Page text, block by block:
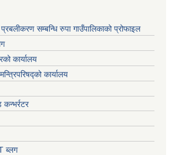
प्रबलीकरण सम्बन्धि रुपा गाउँपालिकाको प्रोफाइल
कार्यालय
कार्यालय
कन्भर्रटर
ब्लग